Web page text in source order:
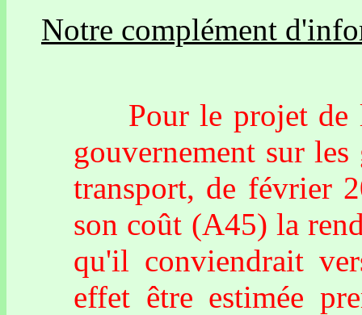
Notre complément
Pour le projet de
gouvernement sur
transport, de février
son coût (A45) la
qu'il conviendrait
effet être estimée